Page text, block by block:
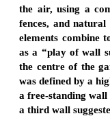
the air, using a
fences, and
elements combine
as a “play of wall
the centre of the
was defined by a
a free-standing
a third wall